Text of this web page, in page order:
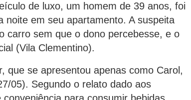
de luxo, um homem de 39 anos, foi
em seu apartamento. A suspeita
carro sem que o dono percebesse, e o
(Vila Clementino).
que se apresentou apenas como Carol,
05). Segundo o relato dado aos